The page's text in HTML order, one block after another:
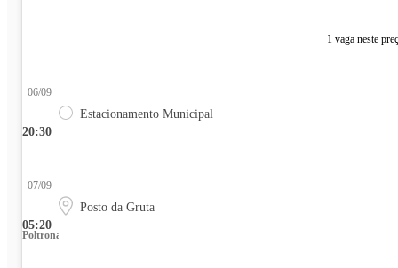
1 vaga neste
20:30
06/09
Estacionamento Municipal
05:20
07/09
Posto da Gruta
Poltrona